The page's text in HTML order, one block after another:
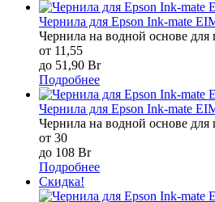
Чернила для Epson Ink-mate
Чернила на водной основе для
от 11,55
до 51,90 Br
Подробнее
Чернила для Epson Ink-mate
Чернила на водной основе для
от 30
до 108 Br
Подробнее
Скидка!